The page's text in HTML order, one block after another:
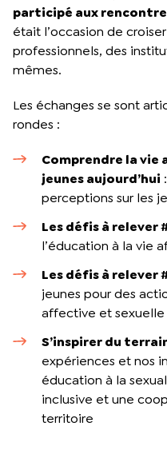
participé aux
était l’occasion de
professionnels, des
mêmes.
Les échanges se sont
rondes :
Comprendre la
jeunes aujourd’hui
perceptions sur les
Les défis à relever
l’éducation à la vie
Les défis à relever
jeunes pour des
affective et sexuelle
S’inspirer du
expériences et nos
éducation à la
inclusive et une
territoire